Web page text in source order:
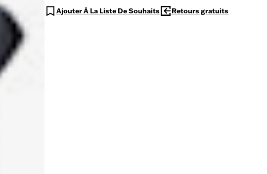
Ajouter À La Liste De Souhaits Retours gratuits